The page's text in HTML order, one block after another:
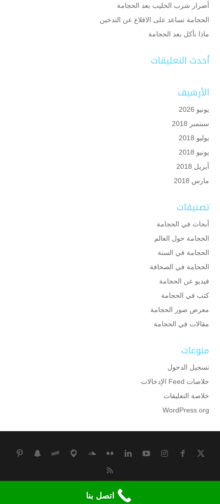
أضرار شرب الحليب بعد الحجامة
الحجامة تساعد على الاقلاع عن التدخين
ماذا نأكل بعد الحجامة
أحدث التعليقات
الأرشيف
يونيو 2026
سبتمبر 2018
يوليو 2018
يونيو 2018
أبريل 2018
مارس 2018
تصنيفات
أبحاث في الحجامة
الحجامة حول العالم
الحجامة في السنة
الحجامة في الصحافة
فيديو عن الحجامة
كتب في الحجامة
معرض صور الحجامة
مقالات في الحجامة
منوعات
تسجيل الدخول
خلاصات Feed الإدخالات
خلاصة التعليقات
WordPress.org
جميع الحقوق محفوظة لمركز وقاية للحجامة بالكويت
اتصل بنا